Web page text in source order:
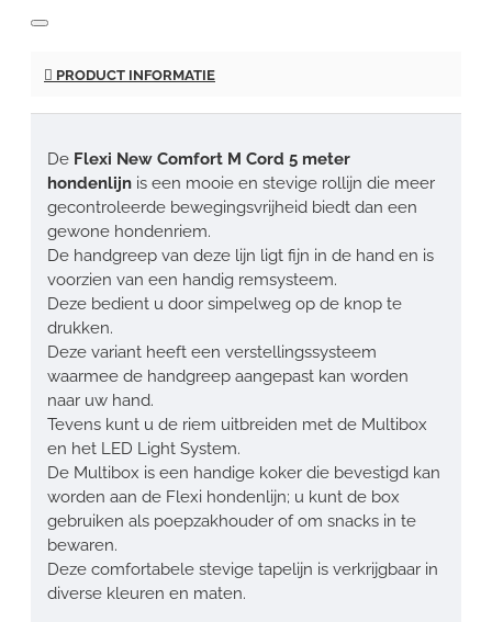
PRODUCT INFORMATIE
De Flexi New Comfort M Cord 5 meter
hondenlijn is een mooie en stevige rollijn die meer
gecontroleerde bewegingsvrijheid biedt dan een
gewone hondenriem.
De handgreep van deze lijn ligt fijn in de hand en is
voorzien van een handig remsysteem.
Deze bedient u door simpelweg op de knop te
drukken.
Deze variant heeft een verstellingssysteem
waarmee de handgreep aangepast kan worden
naar uw hand.
Tevens kunt u de riem uitbreiden met de Multibox
en het LED Light System.
De Multibox is een handige koker die bevestigd kan
worden aan de Flexi hondenlijn; u kunt de box
gebruiken als poepzakhouder of om snacks in te
bewaren.
Deze comfortabele stevige tapelijn is verkrijgbaar in
diverse kleuren en maten.